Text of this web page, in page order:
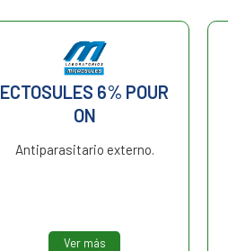
ECTOSULES 6% POUR
ON
Antiparasitario externo.
Ver más